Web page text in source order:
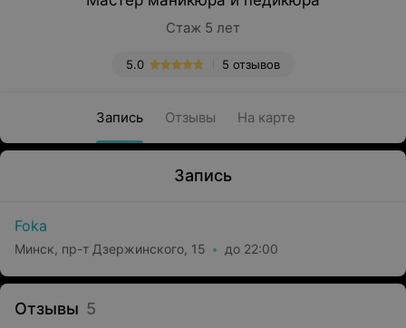
Стаж 5 лет
5 отзывов
5.0
Запись Отзывы На карте
Запись
Foka
Минск, пр-т Дзержинского, 15 до 22:00
Отзывы 5